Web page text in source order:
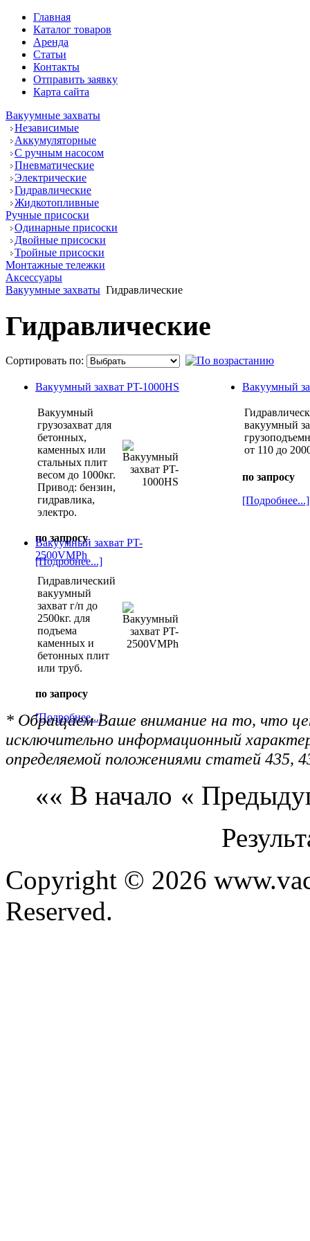
Главная
Каталог товаров
Аренда
Статьи
Контакты
Отправить заявку
Карта сайта
Вакуумные захваты
Независимые
Аккумуляторные
С ручным насосом
Пневматические
Электрические
Гидравлические
Жидкотопливные
Ручные присоски
Одинарные присоски
Двойные присоски
Тройные присоски
Монтажные тележки
Аксессуары
Вакуумные захваты Гидравлические
Гидравлические
Сортировать по:
Вакуумный захват PT-1000HS
Вакуумный
грузозахват для
бетонных,
каменных или
стальных плит
весом до 1000кг.
Привод: бензин,
гидравлика,
электро.
по запросу
[Подробнее...]
Вакуумный
вакуумный
от 110 до
по запросу
[Подробнее...]
Вакуумный захват PT-
2500VMPh
Гидравлический
вакуумный
захват г/п до
2500кг. для
подъема
каменных и
бетонных плит
или труб.
по запросу
[Подробнее...]
* Обращаем Ваше внимание на то, что
исключительно информационный
определяемой положениями статей 435,
«« В начало «
Copyright © 2026
Reserved.